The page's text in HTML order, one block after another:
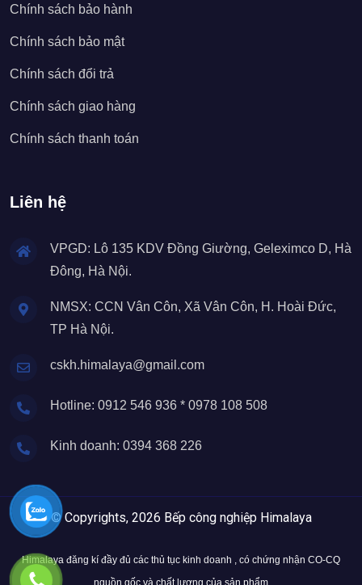
Chính sách bảo hành
Chính sách bảo mật
Chính sách đổi trả
Chính sách giao hàng
Chính sách thanh toán
Liên hệ
VPGD: Lô 135 KDV Đồng Giường, Geleximco D, Hà
Đông, Hà Nội.
NMSX: CCN Vân Côn, Xã Vân Côn, H. Hoài Đức,
TP Hà Nội.
cskh.himalaya@gmail.com
Hotline: 0912 546 936 * 0978 108 508
Kinh doanh: 0394 368 226
© Copyrights, 2026 Bếp công nghiệp Himalaya
Himalaya đăng kí đầy đủ các thủ tục kinh doanh , có chứng nhận CO-CQ
nguồn gốc và chất lượng của sản phẩm